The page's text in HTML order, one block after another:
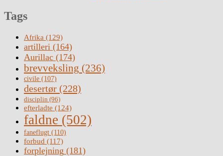
Tags
Afrika (129)
artilleri (164)
Aurillac (174)
brevveksling (236)
civile (107)
desertør (228)
disciplin (96)
efterladte (124)
faldne (502)
faneflugt (110)
forbud (117)
forplejning (181)